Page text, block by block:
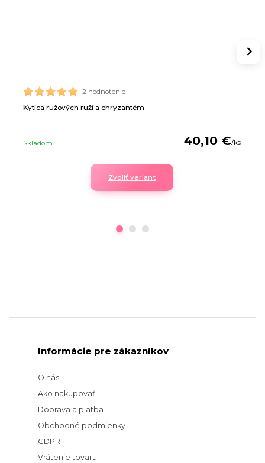
2 hodnotenie
Kytica ružových ruží a chryzantém
40,10 €/ks
Skladom
Zvoliť variant
Informácie pre zákazníkov
O nás
Ako nakupovať
Doprava a platba
Obchodné podmienky
GDPR
Vrátenie tovaru